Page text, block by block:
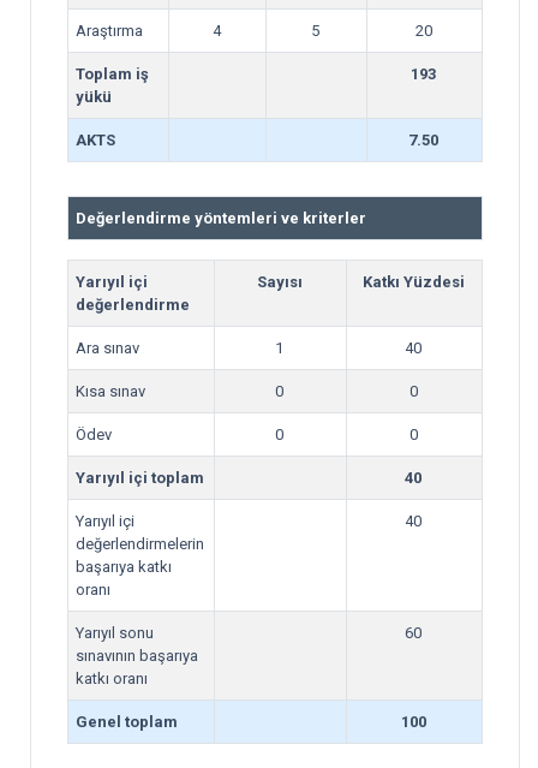
Araştırma 4 5 20
Toplam iş
yükü
193
AKTS 7.50
Değerlendirme yöntemleri ve kriterler
Yarıyıl içi
değerlendirme
Sayısı Katkı Yüzdesi
Ara sınav 1 40
Kısa sınav 0 0
Ödev 0 0
Yarıyıl içi toplam 40
Yarıyıl içi
değerlendirmelerin
başarıya katkı
oranı
40
Yarıyıl sonu
sınavının başarıya
katkı oranı
60
Genel toplam 100